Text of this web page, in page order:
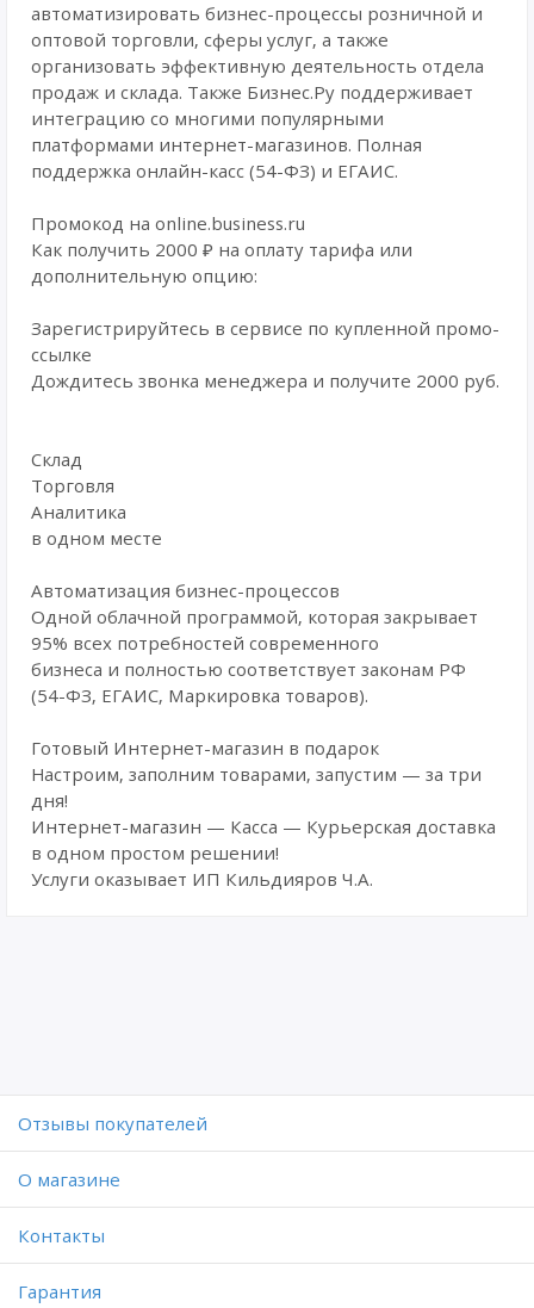
автоматизировать бизнес-процессы розничной и
оптовой торговли, сферы услуг, а также
организовать эффективную деятельность отдела
продаж и склада. Также Бизнес.Ру поддерживает
интеграцию со многими популярными
платформами интернет-магазинов. Полная
поддержка онлайн-касс (54-ФЗ) и ЕГАИС.
Промокод на online.business.ru
Как получить 2000 ₽ на оплату тарифа или
дополнительную опцию:
Зарегистрируйтесь в сервисе по купленной промо-
ссылке
Дождитесь звонка менеджера и получите 2000 руб.
Склад
Торговля
Аналитика
в одном месте
Автоматизация бизнес-процессов
Одной облачной программой, которая закрывает
95% всех потребностей современного
бизнеса и полностью соответствует законам РФ
(54-ФЗ, ЕГАИС, Маркировка товаров).
Готовый Интернет-магазин в подарок
Настроим, заполним товарами, запустим — за три
дня!
Интернет-магазин — Касса — Курьерская доставка
в одном простом решении!
Услуги оказывает ИП Кильдияров Ч.А.
Отзывы покупателей
O магазине
Контакты
Гарантия